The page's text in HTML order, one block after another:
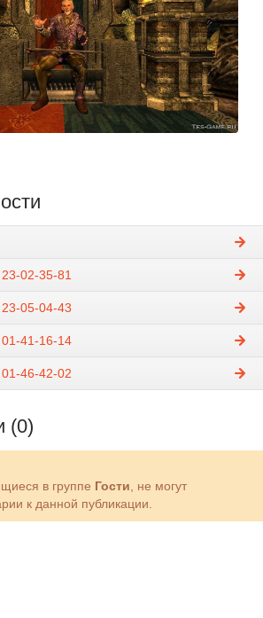
02-35-81
05-04-43
41-16-14
46-42-02
(0)
в группе Гости , не могут
к данной публикации.